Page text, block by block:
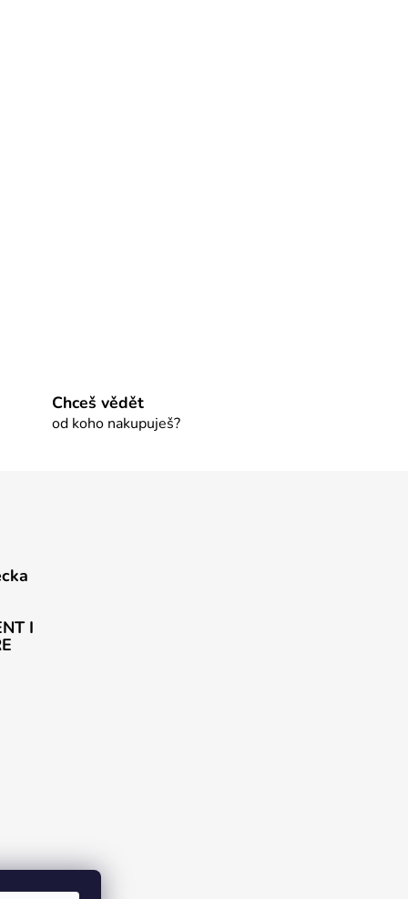
Chceš vědět
od koho nakupuješ?
I
DJS